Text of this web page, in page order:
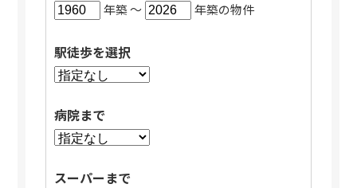
年築 〜 年築の物件
駅徒歩を選択
病院まで
スーパーまで